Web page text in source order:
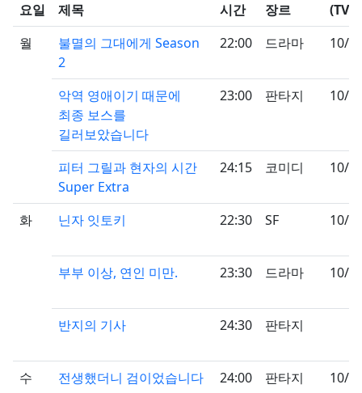
요일 제목
시간
장르
(TV)
월
불멸의 그대에게 Season
2
22:00 드라마 10/
악역 영애이기 때문에
최종 보스를
길러보았습니다
23:00 판타지 10/
피터 그릴과 현자의 시간
Super Extra
24:15 코미디 10/
화 닌자 잇토키 22:30 SF 10/
부부 이상, 연인 미만. 23:30 드라마 10/
반지의 기사 24:30 판타지
수 전생했더니 검이었습니다 24:00 판타지 10/